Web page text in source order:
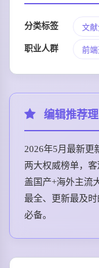
分类标签 文
职业人群 前
编辑推荐
2026年5月最新更
两大权威榜单，
盖国产+海外主流
最全、更新最及
必备。